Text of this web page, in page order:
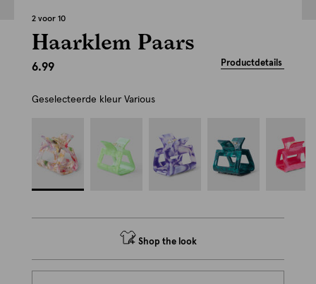
2 voor 10
Haarklem Paars
6.99 Productdetails
Geselecteerde kleur Various
Shop the look